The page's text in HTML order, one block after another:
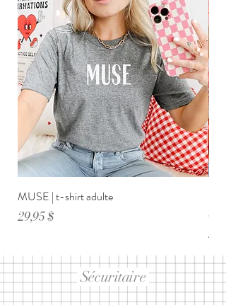
MUSE | t-shirt adulte
Prix
29,95 $
Prix
Sécuritaire